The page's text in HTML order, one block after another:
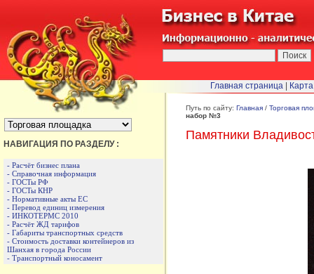
БЫСТРЫЙ ПЕРЕХОД :
НАВИГАЦИЯ ПО РАЗДЕЛУ :
- Расчёт бизнес плана
- Справочная информация
- ГОСТы РФ
- ГОСТы КНР
- Нормативные акты ЕС
- Перевод единиц измерения
- ИНКОТЕРМС 2010
- Расчёт ЖД тарифов
- Габариты транспортных средств
- Стоимость доставки контейнеров из
Шанхая в города России
- Транспортный коносамент
Путь по сайту: Главная / Торговая
набор №3
Памятники
Главная страница